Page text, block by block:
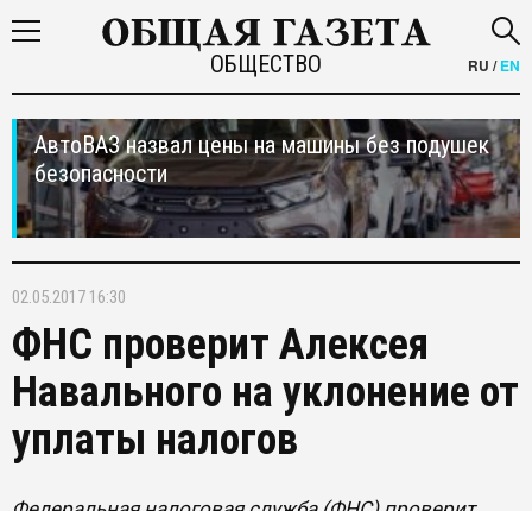
ОБЩЕСТВО RU /EN
АвтоВАЗ назвал цены на машины без подушек
безопасности
02.05.2017 16:30
ФНС проверит Алексея
Навального на уклонение от
уплаты налогов